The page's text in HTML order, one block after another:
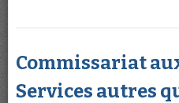
Commissariat
Services autres